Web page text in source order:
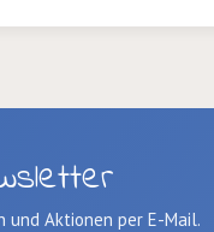
und Aktionen per E-Mail.